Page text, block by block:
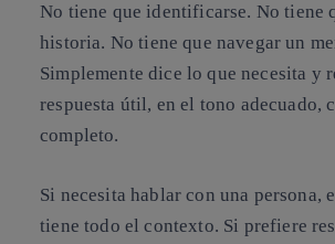
No tiene que identificarse. No tiene
historia. No tiene que navegar un
Simplemente dice lo que necesita y
respuesta útil, en el tono adecuado,
completo.
Si necesita hablar con una persona,
tiene todo el contexto. Si prefiere